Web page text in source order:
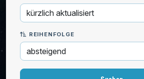
Wohlbefinden
REIHENFOLGE